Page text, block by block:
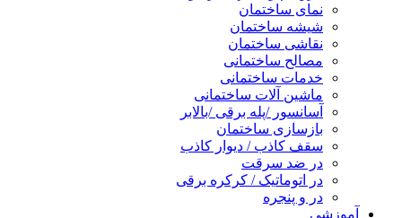
نمای ساختمان
شیشه ساختمان
نقاشی ساختمان
مصالح ساختمانی
خدمات ساختمانی
ماشین آلات ساختمانی
آسانسور /پله برقی /بالابر
بازسازی ساختمان
سقف کاذب / دیوار کاذب
در ضد سرقت
در اتوماتیک / کرکره برقی
در و پنجره
آموزشی